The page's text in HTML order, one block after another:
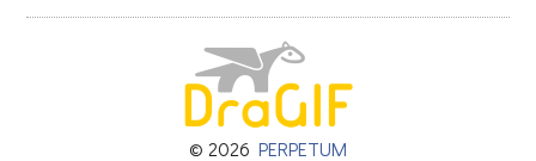
© 2026 PERPETUM